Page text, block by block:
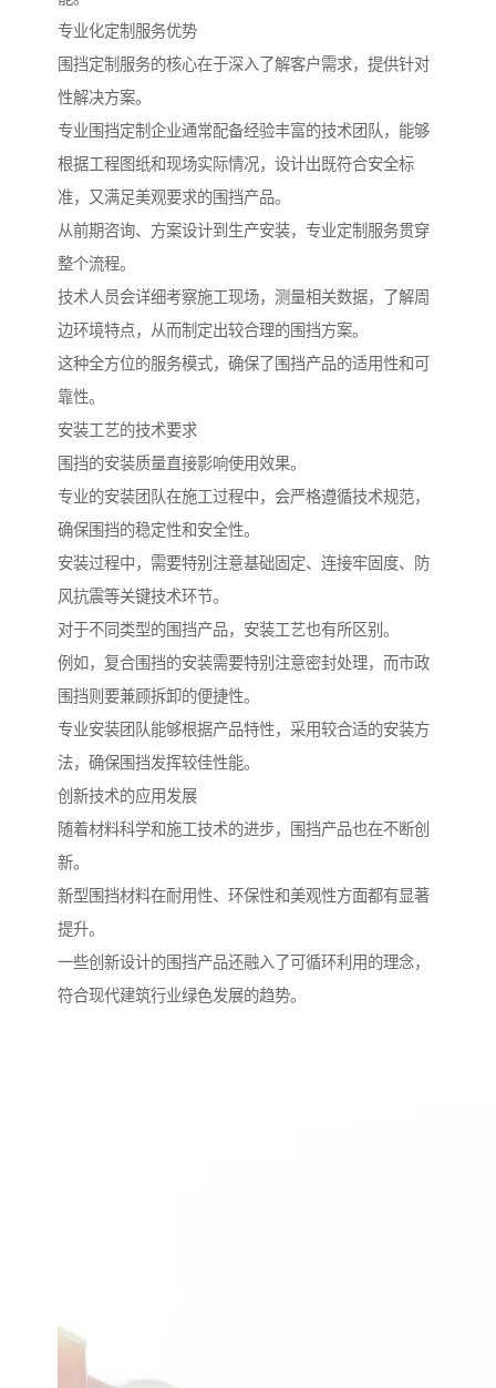
专业化定制服务优势
围挡定制服务的核心在于深入了解客户需求，提供针对
性解决方案。
专业围挡定制企业通常配备经验丰富的技术团队，能够
根据工程图纸和现场实际情况，设计出既符合安全标
准，又满足美观要求的围挡产品。
从前期咨询、方案设计到生产安装，专业定制服务贯穿
整个流程。
技术人员会详细考察施工现场，测量相关数据，了解周
边环境特点，从而制定出较合理的围挡方案。
这种全方位的服务模式，确保了围挡产品的适用性和可
靠性。
安装工艺的技术要求
围挡的安装质量直接影响使用效果。
专业的安装团队在施工过程中，会严格遵循技术规范，
确保围挡的稳定性和安全性。
安装过程中，需要特别注意基础固定、连接牢固度、防
风抗震等关键技术环节。
对于不同类型的围挡产品，安装工艺也有所区别。
例如，复合围挡的安装需要特别注意密封处理，而市政
围挡则要兼顾拆卸的便捷性。
专业安装团队能够根据产品特性，采用较合适的安装方
法，确保围挡发挥较佳性能。
创新技术的应用发展
随着材料科学和施工技术的进步，围挡产品也在不断创
新。
新型围挡材料在耐用性、环保性和美观性方面都有显著
提升。
一些创新设计的围挡产品还融入了可循环利用的理念，
符合现代建筑行业绿色发展的趋势。